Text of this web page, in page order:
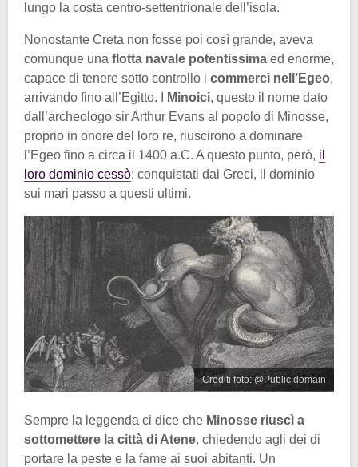
lungo la costa centro-settentrionale dell’isola.
Nonostante Creta non fosse poi così grande, aveva
comunque una flotta navale potentissima ed enorme,
capace di tenere sotto controllo i commerci nell’Egeo,
arrivando fino all’Egitto. I
Minoici, questo il nome dato
dall’archeologo sir Arthur Evans al popolo di Minosse,
proprio in onore del loro re, riuscirono a dominare
l’Egeo fino a circa il 1400 a.C. A questo punto, però, il
loro dominio cessò: conquistati dai Greci, il dominio
sui mari passo a questi ultimi.
Crediti foto: @Public domain
Sempre la leggenda ci dice che Minosse riuscì a
sottomettere la città di Atene, chiedendo agli dei di
portare la peste e la fame ai suoi abitanti. Un